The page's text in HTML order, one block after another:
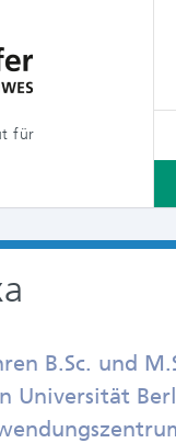
für
B.Sc. und
Universität